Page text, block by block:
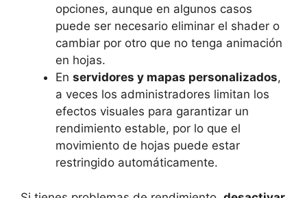
opciones, aunque en algunos casos
puede ser necesario eliminar el shader o
cambiar por otro que no tenga animación
en hojas.
En servidores y mapas personalizados,
a veces los administradores limitan los
efectos visuales para garantizar un
rendimiento estable, por lo que el
movimiento de hojas puede estar
restringido automáticamente.